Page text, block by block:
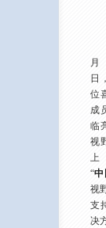
日
位
成
临
视
“中
视
支
决